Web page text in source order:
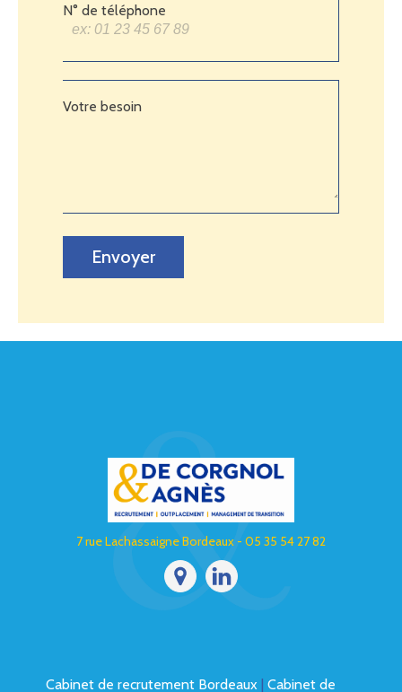
N° de téléphone
Votre besoin
Envoyer
7 rue Lachassaigne Bordeaux - 05 35 54 27 82
Cabinet de recrutement Bordeaux |Cabinet de